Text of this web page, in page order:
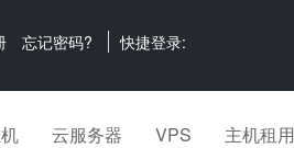
忘记密码? 快捷登录:
云服务器 VPS 主机租用